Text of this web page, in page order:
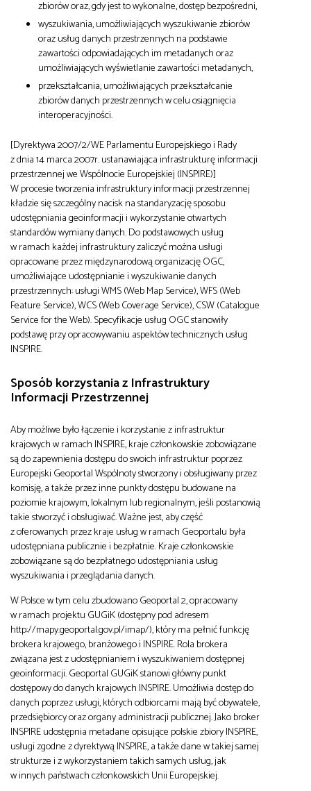
zbiorów oraz, gdy jest to wykonalne, dostęp bezpośredni,
wyszukiwania, umożliwiających wyszukiwanie zbiorów
oraz usług danych przestrzennych na podstawie
zawartości odpowiadających im metadanych oraz
umożliwiających wyświetlanie zawartości metadanych,
przekształcania, umożliwiających przekształcanie
zbiorów danych przestrzennych w celu osiągnięcia
interoperacyjności.
[Dyrektywa 2007/2/WE Parlamentu Europejskiego i Rady
z dnia 14 marca 2007r. ustanawiająca infrastrukturę informacji
przestrzennej we Wspólnocie Europejskiej (INSPIRE)]
W procesie tworzenia infrastruktury informacji przestrzennej
kładzie się szczególny nacisk na standaryzację sposobu
udostępniania geoinformacji i wykorzystanie otwartych
standardów wymiany danych. Do podstawowych usług
w ramach każdej infrastruktury zaliczyć można usługi
opracowane przez międzynarodową organizację OGC,
umożliwiające udostępnianie i wyszukiwanie danych
przestrzennych: usługi WMS (Web Map Service), WFS (Web
Feature Service), WCS (Web Coverage Service), CSW (Catalogue
Service for the Web). Specyfikacje usług OGC stanowiły
podstawę przy opracowywaniu aspektów technicznych usług
INSPIRE.
Sposób korzystania z Infrastruktury
Informacji Przestrzennej
Aby możliwe było łączenie i korzystanie z infrastruktur
krajowych w ramach INSPIRE, kraje członkowskie zobowiązane
są do zapewnienia dostępu do swoich infrastruktur poprzez
Europejski Geoportal Wspólnoty stworzony i obsługiwany przez
komisję, a także przez inne punkty dostępu budowane na
poziomie krajowym, lokalnym lub regionalnym, jeśli postanowią
takie stworzyć i obsługiwać. Ważne jest, aby część
z oferowanych przez kraje usług w ramach Geoportalu była
udostępniana publicznie i bezpłatnie. Kraje członkowskie
zobowiązane są do bezpłatnego udostępniania usług
wyszukiwania i przeglądania danych.
W Polsce w tym celu zbudowano Geoportal 2, opracowany
w ramach projektu GUGiK (dostępny pod adresem
http://mapy.geoportal.gov.pl/imap/), który ma pełnić funkcję
brokera krajowego, branżowego i INSPIRE. Rola brokera
związana jest z udostępnianiem i wyszukiwaniem dostępnej
geoinformacji. Geoportal GUGiK stanowi główny punkt
dostępowy do danych krajowych INSPIRE. Umożliwia dostęp do
danych poprzez usługi, których odbiorcami mają być obywatele,
przedsiębiorcy oraz organy administracji publicznej. Jako broker
INSPIRE udostępnia metadane opisujące polskie zbiory INSPIRE,
usługi zgodne z dyrektywą INSPIRE, a także dane w takiej samej
strukturze i z wykorzystaniem takich samych usług, jak
w innych państwach członkowskich Unii Europejskiej.